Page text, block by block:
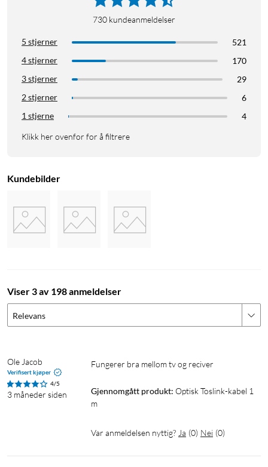
730 kundeanmeldelser
5 stjerner
521
4 stjerner
170
3 stjerner
29
2 stjerner
6
1 stjerne
4
Klikk her ovenfor for å filtrere
Kundebilder
Viser 3 av 198 anmeldelser
Relevans
Ole Jacob
Verifisert kjøper
4/5
3 måneder siden
Fungerer bra mellom tv og reciver
Gjennomgått produkt: Optisk Toslink-kabel 1
m
Var anmeldelsen nyttig? Ja (0) Nei (0)